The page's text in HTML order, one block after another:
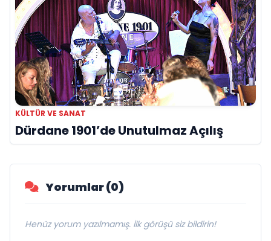
KÜLTÜR VE SANAT
Dürdane 1901’de Unutulmaz Açılış
Yorumlar (0)
Henüz yorum yazılmamış. İlk görüşü siz bildirin!